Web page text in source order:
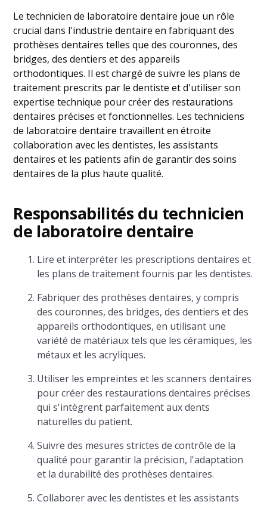
Le technicien de laboratoire dentaire joue un rôle
crucial dans l'industrie dentaire en fabriquant des
prothèses dentaires telles que des couronnes, des
bridges, des dentiers et des appareils
orthodontiques. Il est chargé de suivre les plans de
traitement prescrits par le dentiste et d'utiliser son
expertise technique pour créer des restaurations
dentaires précises et fonctionnelles. Les techniciens
de laboratoire dentaire travaillent en étroite
collaboration avec les dentistes, les assistants
dentaires et les patients afin de garantir des soins
dentaires de la plus haute qualité.
Responsabilités du technicien
de laboratoire dentaire
Lire et interpréter les prescriptions dentaires et
les plans de traitement fournis par les dentistes.
Fabriquer des prothèses dentaires, y compris
des couronnes, des bridges, des dentiers et des
appareils orthodontiques, en utilisant une
variété de matériaux tels que les céramiques, les
métaux et les acryliques.
Utiliser les empreintes et les scanners dentaires
pour créer des restaurations dentaires précises
qui s'intègrent parfaitement aux dents
naturelles du patient.
Suivre des mesures strictes de contrôle de la
qualité pour garantir la précision, l'adaptation
et la durabilité des prothèses dentaires.
Collaborer avec les dentistes et les assistants